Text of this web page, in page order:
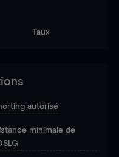
Taux
autorisé
minimale de